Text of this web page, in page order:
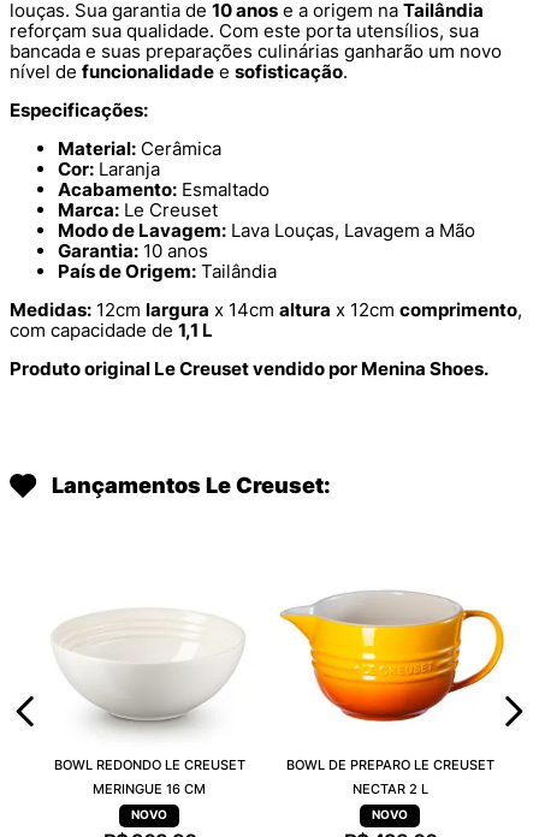
louças. Sua garantia de 10 anos e a origem na Tailândia
reforçam sua qualidade. Com este porta utensílios, sua
bancada e suas preparações culinárias ganharão um novo
nível de funcionalidade e sofisticação.
Especificações:
Material: Cerâmica
Cor: Laranja
Acabamento: Esmaltado
Marca: Le Creuset
Modo de Lavagem: Lava Louças, Lavagem a Mão
Garantia: 10 anos
País de Origem: Tailândia
Medidas: 12cm largura x 14cm altura x 12cm comprimento,
com capacidade de 1,1 L
Produto original Le Creuset vendido por Menina Shoes.
Lançamentos Le Creuset:
BOWL REDONDO LE CREUSET
MERINGUE 16 CM
BOWL DE PREPARO LE CREUSET
NECTAR 2 L